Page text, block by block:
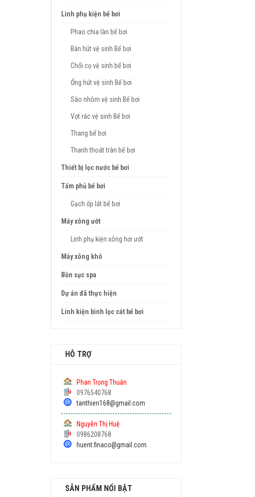
Linh phụ kiện bể bơi
Phao chia làn bể bơi
Bàn hút vệ sinh Bể bơi
Chổi cọ vệ sinh bể bơi
Ống hút vệ sinh Bể bơi
Sào nhôm vệ sinh Bể bơi
Vợt rác vệ sinh Bể bơi
Thang bể bơi
Thanh thoát tràn bể bơi
Thiết bị lọc nước bể bơi
Tấm phủ bể bơi
Gạch ốp lát bể bơi
Máy xông ướt
Linh phụ kiện xông hơi ướt
Máy xông khô
Bồn sục spa
Dự án đã thực hiện
Linh kiện bình lọc cát bể bơi
HỖ TRỢ
Phan Trọng Thuân
0976540768
tanthien168@gmail.com
Nguyễn Thị Huệ
0986208768
huent.finaco@gmail.com
SẢN PHẨM NỔI BẬT